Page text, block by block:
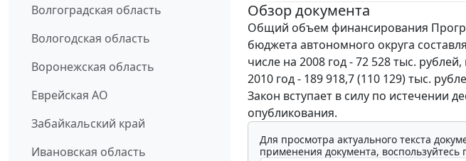
Волгоградская область
Вологодская область
Воронежская область
Еврейская АО
Забайкальский край
Ивановская область
Обзор документа
Общий объем финансирования
бюджета автономного округа
числе на 2008 год - 72 528 тыс.
2010 год - 189 918,7 (110 129) тыс.
Закон вступает в силу по истечении
опубликования.
Для просмотра актуального текста
применения документа,